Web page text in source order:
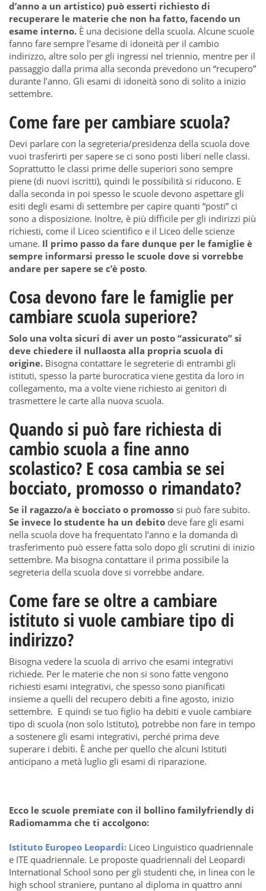
d’anno a un artistico) può esserti richiesto di
recuperare le materie che non ha fatto, facendo un
esame interno. È una decisione della scuola. Alcune scuole
fanno fare sempre l’esame di idoneità per il cambio
indirizzo, altre solo per gli ingressi nel triennio, mentre per il
passaggio dalla prima alla seconda prevedono un “recupero”
durante l’anno. Gli esami di idoneità sono di solito a inizio
settembre.
Come fare per cambiare scuola?
Devi parlare con la segreteria/presidenza della scuola dove
vuoi trasferirti per sapere se ci sono posti liberi nelle classi.
Soprattutto le classi prime delle superiori sono sempre
piene (di nuovi iscritti), quindi le possibilità si riducono. E
dalla seconda in poi spesso le scuole devono aspettare gli
esiti degli esami di settembre per capire quanti “posti” ci
sono a disposizione. Inoltre, è più difficile per gli indirizzi più
richiesti, come il Liceo scientifico e il Liceo delle scienze
umane. Il primo passo da fare dunque per le famiglie è
sempre informarsi presso le scuole dove si vorrebbe
andare per sapere se c’è posto.
Cosa devono fare le famiglie per
cambiare scuola superiore?
Solo una volta sicuri di aver un posto “assicurato” si
deve chiedere il nullaosta alla propria scuola di
origine. Bisogna contattare le segreterie di entrambi gli
istituti, spesso la parte burocratica viene gestita da loro in
collegamento, ma a volte viene richiesto ai genitori di
trasmettere le carte alla nuova scuola.
Quando si può fare richiesta di
cambio scuola a fine anno
scolastico? E cosa cambia se sei
bocciato, promosso o rimandato?
Se il ragazzo/a è bocciato o promosso si può fare subito.
Se invece lo studente ha un debito deve fare gli esami
nella scuola dove ha frequentato l’anno e la domanda di
trasferimento può essere fatta solo dopo gli scrutini di inizio
settembre. Ma bisogna contattare il prima possibile la
segreteria della scuola dove si vorrebbe andare.
Come fare se oltre a cambiare
istituto si vuole cambiare tipo di
indirizzo?
Bisogna vedere la scuola di arrivo che esami integrativi
richiede. Per le materie che non si sono fatte vengono
richiesti esami integrativi, che spesso sono pianificati
insieme a quelli del recupero debiti a fine agosto, inizio
settembre. E quindi se tuo figlio ha debiti e vuole cambiare
tipo di scuola (non solo Istituto), potrebbe non fare in tempo
a sostenere gli esami integrativi, perché prima deve
superare i debiti. È anche per quello che alcuni Istituti
anticipano a metà luglio gli esami di riparazione.
Ecco le scuole premiate con il bollino familyfriendly di
Radiomamma che ti accolgono:
Istituto Europeo Leopardi: Liceo Linguistico quadriennale
e ITE quadriennale. Le proposte quadriennali del Leopardi
International School sono per gli studenti che, in linea con le
high school straniere, puntano al diploma in quattro anni